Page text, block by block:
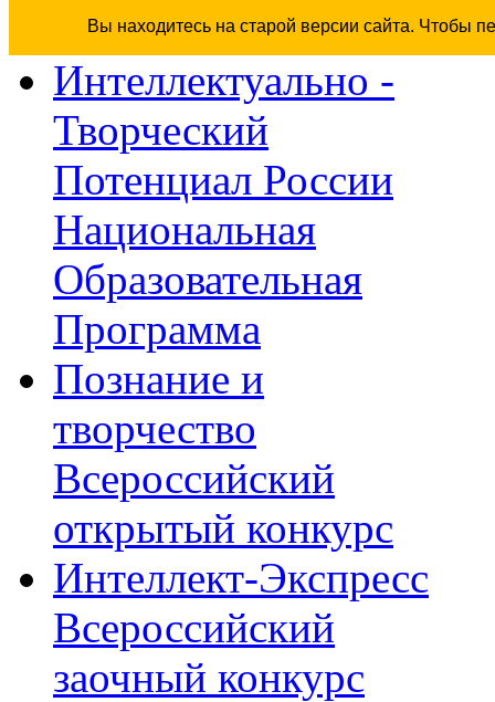
Вы находитесь на старой версии сайта. Чтобы
Интеллектуально -
Творческий
Потенциал России
Национальная
Образовательная
Программа
Познание и
творчество
Всероссийский
открытый конкурс
Интеллект-Экспресс
Всероссийский
заочный конкурс